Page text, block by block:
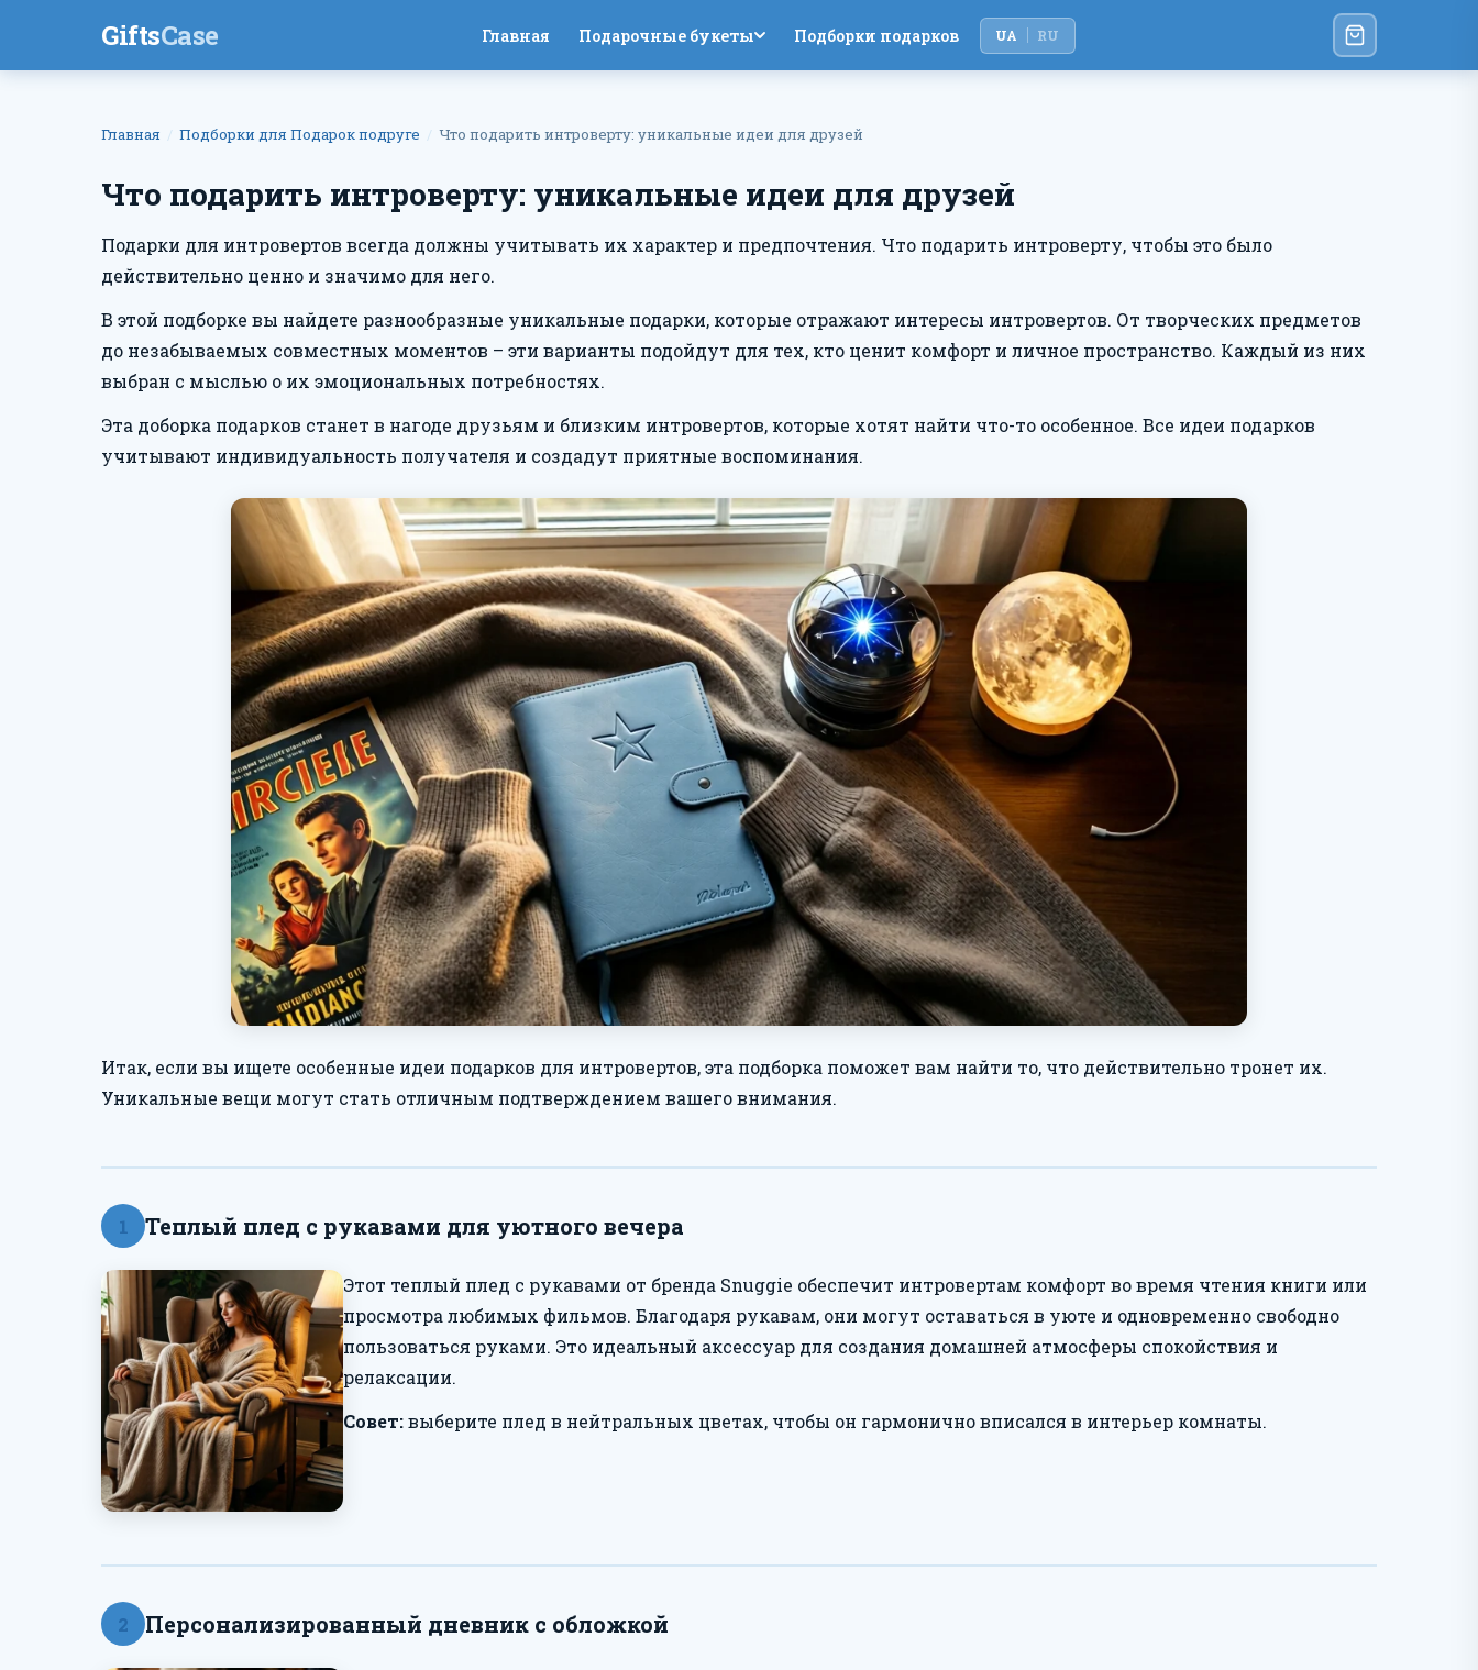
GiftsCase Главная Подарочные букеты Подборки подарков UA RU
Главная Подборки для Подарок подруге Что подарить интроверту: уникальные идеи для друзей
Что подарить интроверту: уникальные идеи для друзей
Подарки для интровертов всегда должны учитывать их характер и предпочтения. Что подарить интроверту, чтобы это было
действительно ценно и значимо для него.
В этой подборке вы найдете разнообразные уникальные подарки, которые отражают интересы интровертов. От творческих предметов
до незабываемых совместных моментов – эти варианты подойдут для тех, кто ценит комфорт и личное пространство. Каждый из них
выбран с мыслью о их эмоциональных потребностях.
Эта доборка подарков станет в нагоде друзьям и близким интровертов, которые хотят найти что-то особенное. Все идеи подарков
учитывают индивидуальность получателя и создадут приятные воспоминания.
Итак, если вы ищете особенные идеи подарков для интровертов, эта подборка поможет вам найти то, что действительно тронет их.
Уникальные вещи могут стать отличным подтверждением вашего внимания.
1 Теплый плед с рукавами для уютного вечера
Этот теплый плед с рукавами от бренда Snuggie обеспечит интровертам комфорт во время чтения книги или
просмотра любимых фильмов. Благодаря рукавам, они могут оставаться в уюте и одновременно свободно
пользоваться руками. Это идеальный аксессуар для создания домашней атмосферы спокойствия и
релаксации.
Совет:выберите плед в нейтральных цветах, чтобы он гармонично вписался в интерьер комнаты.
2 Персонализированный дневник с обложкой